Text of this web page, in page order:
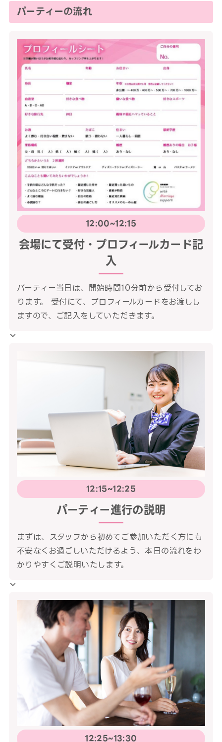
パーティーの流れ
12:00~12:15
会場にて受付・プロフィールカード記
入
パーティー当日は、開始時間10分前から受付してお
ります。 受付にて、プロフィールカードをお渡しし
ますので、ご記入をしていただきます。
12:15~12:25
パーティー進行の説明
まずは、スタッフから初めてご参加いただく方にも
不安なくお過ごしいただけるよう、本日の流れをわ
かりやすくご説明いたします。
12:25~13:30